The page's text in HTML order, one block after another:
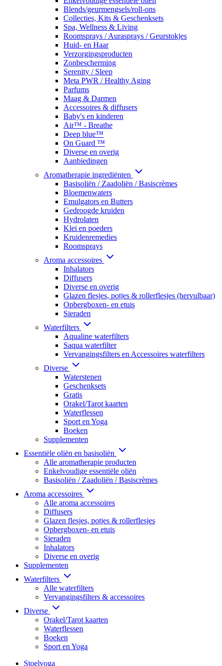
Blends/geurmengsels/roll-ons
Collecties, Kits & Geschenksets
Spa, Wellness & Living
Roomsprays / Aurasprays / Geurstokjes
Huid- en Haar
Verzorgingsproducten
Zonbescherming
Serenity / Sleep
Meta PWR / Healthy Aging
Parfums
Maag & Darmen
Accessoires & diffusers
Baby's en kinderen
Air™ - Breathe
Deep blue™
On Guard ™
Diverse en overig
Aanbiedingen
Aromatherapie ingrediënten
Basisoliën / Zaadoliën / Basiscrèmes
Bloemenwaters
Emulgators en Butters
Gedroogde kruiden
Hydrolaten
Klei en poeders
Kruidenremedies
Roomsprays
Aroma accessoires
Inhalators
Diffusers
Diverse en overig
Glazen flesjes, potjes & rollerflesjes (hervulbaar)
Opbergboxen- en etuis
Sieraden
Waterfilters
Aqualine waterfilters
Saqua waterfilter
Vervangingsfilters en Accessoires waterfilters
Diverse
Waterstenen
Geschenksets
Gratis
Orakel/Tarot kaarten
Waterflessen
Sport en Yoga
Boeken
Supplementen
Essentiële oliën en basisoliën
Alle aromatherapie producten
Enkelvoudige essentiële oliën
Basisoliën / Zaadoliën / Basiscrèmes
Aroma accessoires
Alle aroma accessoires
Diffusers
Glazen flesjes, potjes & rollerflesjes
Opbergboxen- en etuis
Sieraden
Inhalators
Diverse en overig
Supplementen
Waterfilters
Alle waterfilters
Vervangingsfilters & accessoires
Diverse
Orakel/Tarot kaarten
Waterflessen
Boeken
Sport en Yoga
Stoelyoga